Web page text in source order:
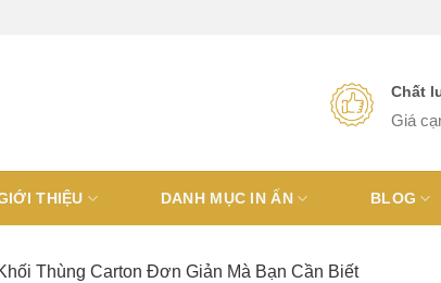
Chất
Giá
THIỆU DANH MỤC IN ẤN BLOG
Thùng Carton Đơn Giản Mà Bạn Cần Biết